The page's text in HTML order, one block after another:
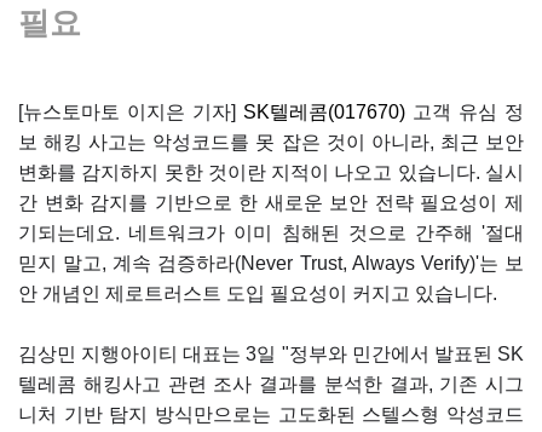
필요
[뉴스토마토 이지은 기자] SK텔레콤(017670) 고객 유심 정
보 해킹 사고는 악성코드를 못 잡은 것이 아니라, 최근 보안
변화를 감지하지 못한 것이란 지적이 나오고 있습니다. 실시
간 변화 감지를 기반으로 한 새로운 보안 전략 필요성이 제
기되는데요. 네트워크가 이미 침해된 것으로 간주해 '절대
믿지 말고, 계속 검증하라(Never Trust, Always Verify)'는 보
안 개념인 제로트러스트 도입 필요성이 커지고 있습니다.
김상민 지행아이티 대표는 3일 "정부와 민간에서 발표된 SK
텔레콤 해킹사고 관련 조사 결과를 분석한 결과, 기존 시그
니처 기반 탐지 방식만으로는 고도화된 스텔스형 악성코드